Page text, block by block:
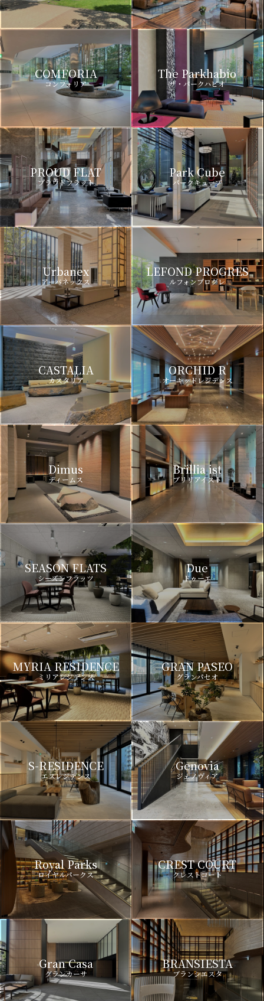
COMFORIA
コンフォリア
The Parkhabio
ザ・パークハビオ
PROUD FLAT
プラウドフラット
Park Cube
パークキューブ
Urbanex
アーバネックス
LEFOND PROGRES
ルフォンプログレ
CASTALIA
カスタリア
ORCHID R
オーキッドレジデンス
Dimus
ディームス
Brillia ist
ブリリアイスト
SEASON FLATS
シーズンフラッツ
Due
ドゥーエ
MYRIA RESIDENCE
ミリアレジデンス
GRAN PASEO
グランパセオ
S-RESIDENCE
エスレジデンス
Genovia
ジェノヴィア
Royal Parks
ロイヤルパークス
CREST COURT
クレストコート
Gran Casa
グランカーサ
BRANSIESTA
ブランシエスタ